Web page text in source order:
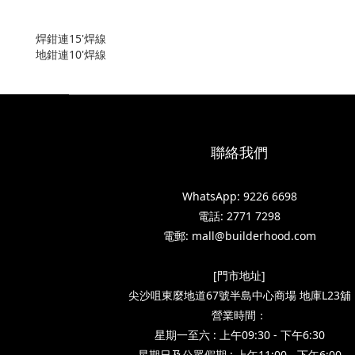
焊鉗連15'焊線
地鉗連10'焊線
聯絡我們
WhatsApp: 9226 6698
電話: 2771 7298
電郵: mall@builderhood.com
[門市地址]
尖沙咀東麼地道67號半島中心商場 地庫L23舖
營業時間：
星期一至六 : 上午09:30 - 下午6:30